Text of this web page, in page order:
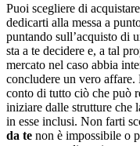
Puoi scegliere di
dedicarti alla messa a
puntando sull’acquisto di
sta a te decidere e, a tal
mercato nel caso abbia
concludere un vero affare.
conto di tutto ciò che può
iniziare dalle strutture che
in esse inclusi. Non farti
da te non è impossibile o